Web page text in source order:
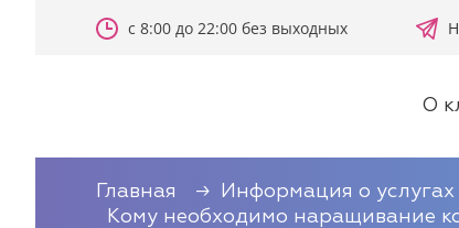
с 8:00 до 22:00 без выходных
О
Главная
Информация о
Кому необходимо наращивание